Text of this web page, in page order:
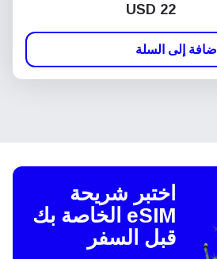
USD 22
إضافة إلى السلة
اختبر شريحة
eSIM الخاصة بك
قبل السفر